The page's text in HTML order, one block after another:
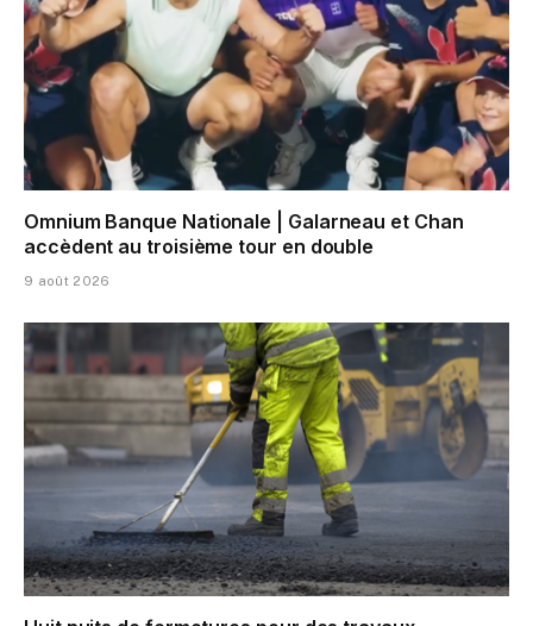
Omnium Banque Nationale | Galarneau et Chan
accèdent au troisième tour en double
9 août 2026